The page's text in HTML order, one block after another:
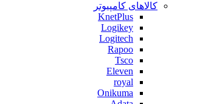
کالاهای کامپیوتر
KnetPlus
Logikey
Logitech
Rapoo
Tsco
Eleven
royal
Onikuma